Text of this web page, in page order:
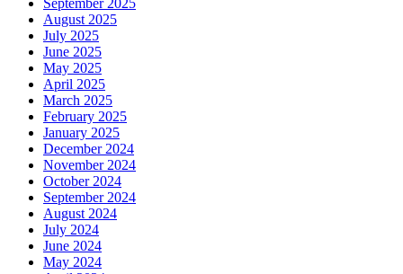
September 2025
August 2025
July 2025
June 2025
May 2025
April 2025
March 2025
February 2025
January 2025
December 2024
November 2024
October 2024
September 2024
August 2024
July 2024
June 2024
May 2024